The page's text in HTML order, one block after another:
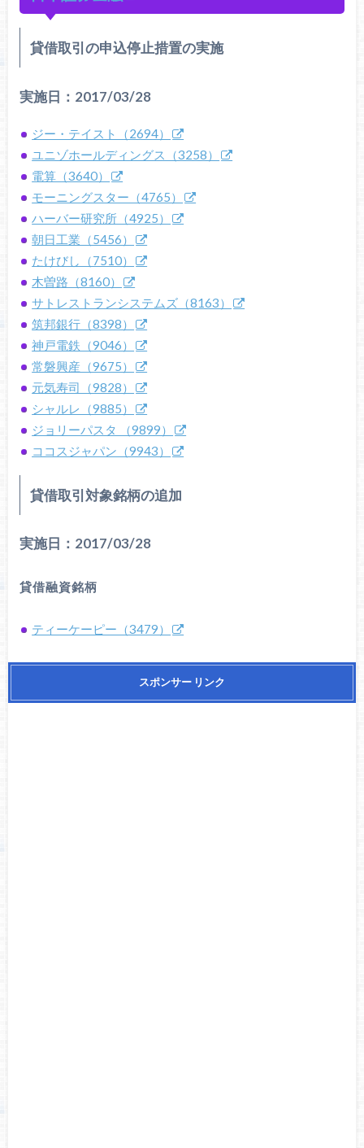
貸借取引の申込停止措置の実施
実施日：2017/03/28
ジー・テイスト（2694）
ユニゾホールディングス（3258）
電算（3640）
モーニングスター（4765）
ハーバー研究所（4925）
朝日工業（5456）
たけびし（7510）
木曽路（8160）
サトレストランシステムズ（8163）
筑邦銀行（8398）
神戸電鉄（9046）
常磐興産（9675）
元気寿司（9828）
シャルレ（9885）
ジョリーパスタ （9899）
ココスジャパン（9943）
貸借取引対象銘柄の追加
実施日：2017/03/28
貸借融資銘柄
ティーケーピー（3479）
スポンサー リンク